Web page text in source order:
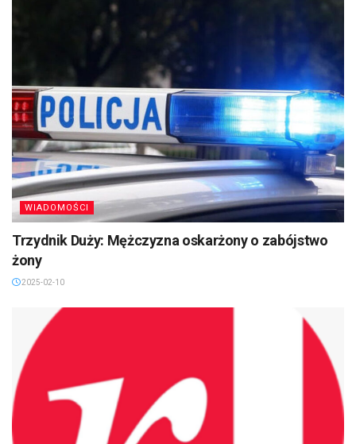
WIADOMOŚCI
Trzydnik Duży: Mężczyzna oskarżony o zabójstwo
żony
2025-02-10